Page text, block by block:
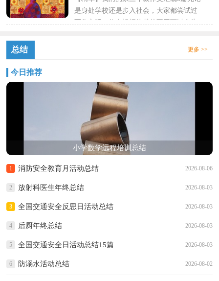
是身处学校还是步入社会，大家都尝试过
总结 更多 >>
今日推荐
小学数学远程培训总结
1 2026-08-06
消防安全教育月活动总结
2 2026-08-03
放射科医生年终总结
3 2026-08-03
全国交通安全反思日活动总结
4 2026-08-03
后厨年终总结
5 2026-08-03
全国交通安全日活动总结15篇
6 2026-08-02
防溺水活动总结